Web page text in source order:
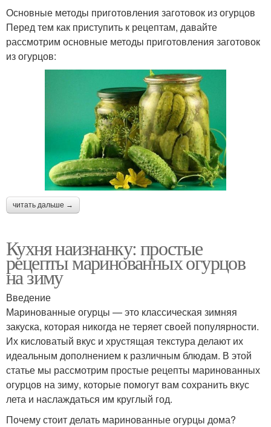
Основные методы приготовления заготовок из огурцов
Перед тем как приступить к рецептам, давайте
рассмотрим основные методы приготовления заготовок
из огурцов:
читать дальше →
Кухня наизнанку: простые
рецепты маринованных огурцов
на зиму
Введение
Маринованные огурцы — это классическая зимняя
закуска, которая никогда не теряет своей популярности.
Их кисловатый вкус и хрустящая текстура делают их
идеальным дополнением к различным блюдам. В этой
статье мы рассмотрим простые рецепты маринованных
огурцов на зиму, которые помогут вам сохранить вкус
лета и наслаждаться им круглый год.
Почему стоит делать маринованные огурцы дома?